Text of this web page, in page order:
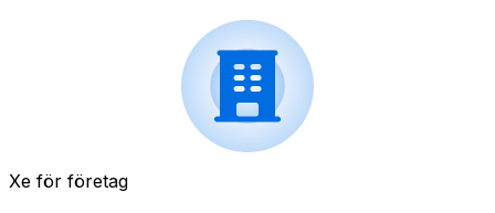
Xe för företag